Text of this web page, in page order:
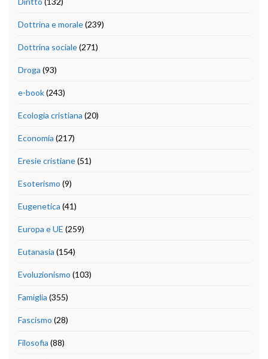
Dottrina e morale(239)
Dottrina sociale(271)
Droga (93)
e-book(243)
Ecologia cristiana (20)
Economia (217)
Eresie cristiane(51)
Esoterismo (9)
Eugenetica (41)
Europa e UE (259)
Eutanasia (154)
Evoluzionismo (103)
Famiglia (355)
Fascismo (28)
Filosofia (88)